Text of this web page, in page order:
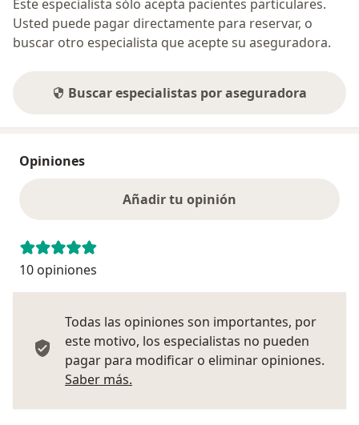
Este especialista sólo acepta pacientes particulares.
Usted puede pagar directamente para reservar, o
buscar otro especialista que acepte su aseguradora.
Buscar especialistas por aseguradora
Opiniones
Añadir tu opinión
10 opiniones
Todas las opiniones son importantes, por
este motivo, los especialistas no pueden
pagar para modificar o eliminar opiniones.
Saber más.